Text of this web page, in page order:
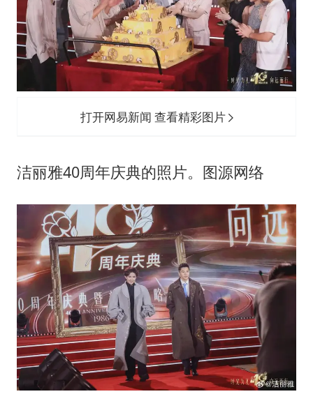
打开网易新闻 查看精彩图片
洁丽雅40周年庆典的照片。图源网络